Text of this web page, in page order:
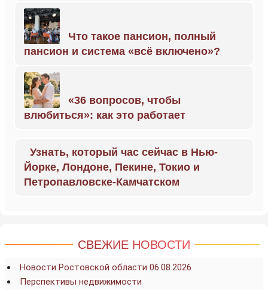
Что такое пансион, полный
пансион и система «всё включено»?
«36 вопросов, чтобы
влюбиться»: как это работает
Узнать, который час сейчас в Нью-
Йорке, Лондоне, Пекине, Токио и
Петропавловске-Камчатском
СВЕЖИЕ НОВОСТИ
Новости Ростовской области 06.08.2026
Перспективы недвижимости